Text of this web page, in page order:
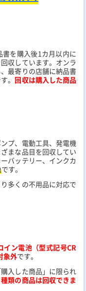
を購入後1カ月以内に
収しています。オンラ
最寄りの店舗に納品書
。 回収は購入した商品
プ、電動工具、発電機
まな品目を回収してい
バッテリー、インクカ
です。
多くの不用品に対応で
イン電池（型式記号CR
象外です。
入した商品」に限られ
類の商品は回収できま